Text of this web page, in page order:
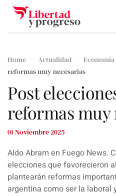
Skip to main content
Home Actualidad Economía
reformas muy necesarias
Post
reformas muy
01 Noviembre 2025
Aldo Abram en Fuego News.
elecciones que favorecieron
plantearán reformas
argentina como ser la laboral